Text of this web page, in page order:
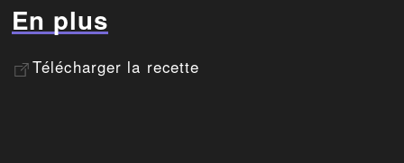
En plus
Télécharger la recette